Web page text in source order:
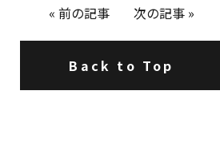
« 前の記事 次の記事 »
Back to Top